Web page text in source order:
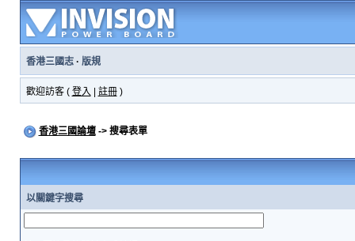
香港三國志· 版規
歡迎訪客 ( 登入 註冊)
香港三國論壇-> 搜尋表單
以關鍵字搜尋